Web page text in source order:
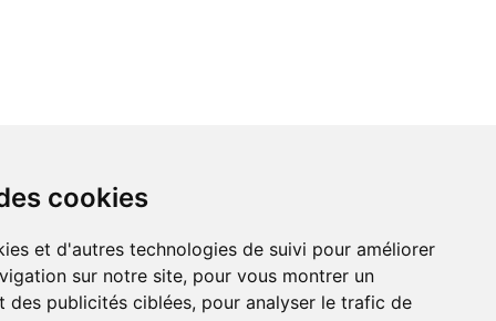
cookies
et d'autres technologies de suivi pour améliorer
sur notre site, pour vous montrer un
des publicités ciblées, pour analyser le trafic de